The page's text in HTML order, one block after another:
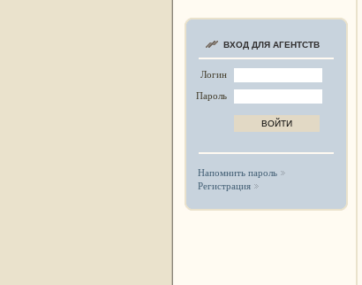
ВХОД ДЛЯ АГЕНТСТВ
Логин
Пароль
Напомнить пароль
Регистрация